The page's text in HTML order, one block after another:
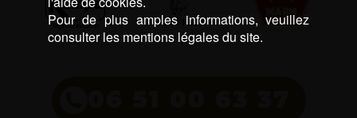
Pour de plus amples informations, veuillez
consulter les mentions légales du site.